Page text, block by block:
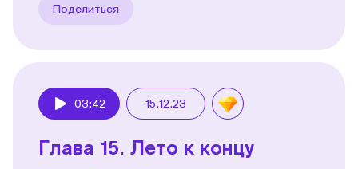
Поделиться
03:42 15.12.23
Глава 15. Лето к концу